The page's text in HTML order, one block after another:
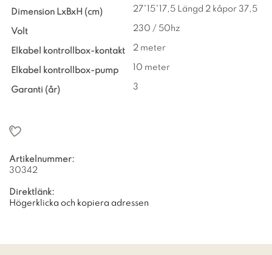
Dimension LxBxH (cm) 27*15*17,5 Längd 2 kåpor 37,5
Volt 230 / 50hz
Elkabel kontrollbox-kontakt 2 meter
Elkabel kontrollbox-pump 10 meter
Garanti (år) 3
Artikelnummer:
30342
Direktlänk:
Högerklicka och kopiera adressen